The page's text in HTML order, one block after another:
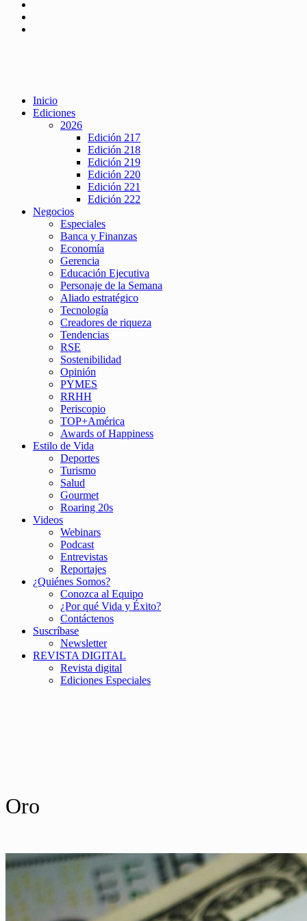
Inicio
Ediciones
2026
Edición 217
Edición 218
Edición 219
Edición 220
Edición 221
Edición 222
Negocios
Especiales
Banca y Finanzas
Economía
Gerencia
Educación Ejecutiva
Personaje de la Semana
Aliado estratégico
Tecnología
Creadores de riqueza
Tendencias
RSE
Sostenibilidad
Opinión
PYMES
RRHH
Periscopio
TOP+América
Awards of Happiness
Estilo de Vida
Deportes
Turismo
Salud
Gourmet
Roaring 20s
Videos
Webinars
Podcast
Entrevistas
Reportajes
¿Quiénes Somos?
Conozca al Equipo
¿Por qué Vida y Éxito?
Contáctenos
Suscríbase
Newsletter
REVISTA DIGITAL
Revista digital
Ediciones Especiales
Oro